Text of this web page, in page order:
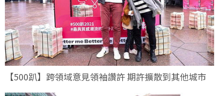
【500趴】跨領域意見領袖讚許 期許擴散到其他城市